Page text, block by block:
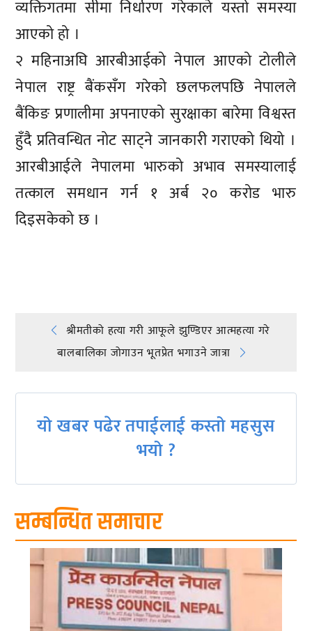
व्यक्तिगतमा सीमा निर्धारण गरेकाले यस्तो समस्या
आएको हो ।
२ महिनाअघि आरबीआईको नेपाल आएको टोलीले
नेपाल राष्ट्र बैंकसँग गरेको छलफलपछि नेपालले
बैंकिङ प्रणालीमा अपनाएको सुरक्षाका बारेमा विश्वस्त
हुँदै प्रतिवन्धित नोट साट्ने जानकारी गराएको थियो ।
आरबीआईले नेपालमा भारुको अभाव समस्यालाई
तत्काल समधान गर्न १ अर्ब २० करोड भारु
दिइसकेको छ ।
Post
navigation
श्रीमतीको हत्या गरी आफूले झुण्डिएर आत्महत्या गरे
बालबालिका जोगाउन भूतप्रेत भगाउने जात्रा
यो खबर पढेर तपाईलाई कस्तो महसुस
भयो ?
सम्बन्धित समाचार